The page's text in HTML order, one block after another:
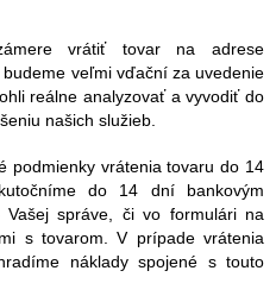
vrátiť tovar na adrese
veľmi vďační za uvedenie
reálne analyzovať a vyvodiť do
našich služieb.
podmienky vrátenia tovaru do 14
do 14 dní bankovým
správe, či vo formulári na
s tovarom. V prípade vrátenia
náklady spojené s touto